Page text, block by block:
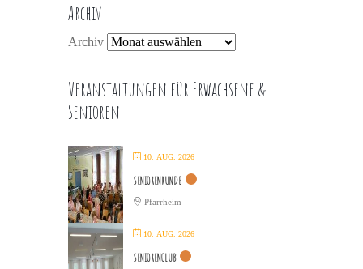
Archiv
Archiv
Veranstaltungen für Erwachsene &
Senioren
10. AUG. 2026
SENIORENRUNDE
Pfarrheim
10. AUG. 2026
SENIORENCLUB